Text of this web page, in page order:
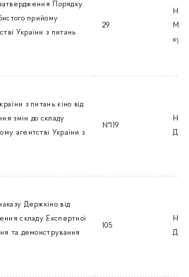
Порядку
прийому
України з питань
29
з питань кіно від
змін до складу
агентстві України з
№119
Держкіно від
складу Експертної
та демонстрування
105